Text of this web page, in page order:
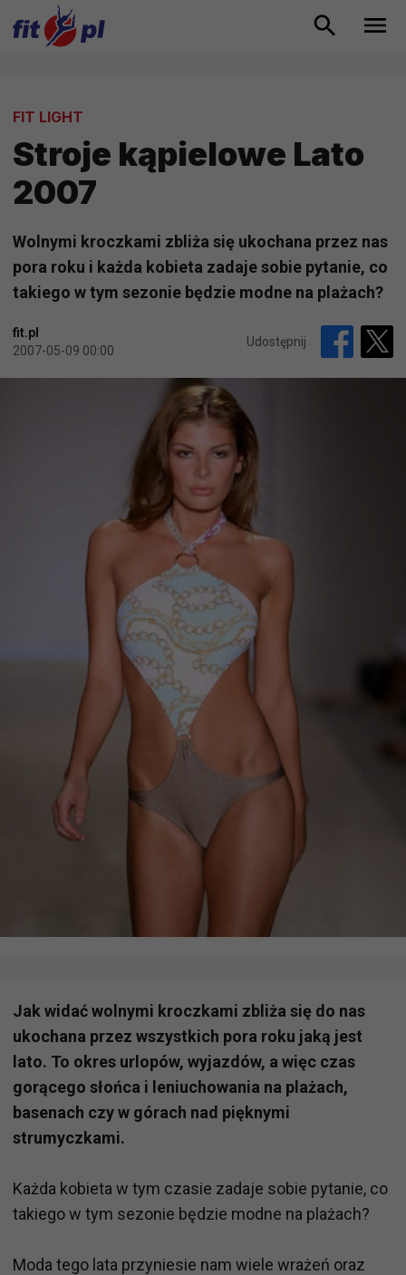
FIT LIGHT
Stroje kąpielowe Lato
2007
Wolnymi kroczkami zbliża się ukochana przez nas
pora roku i każda kobieta zadaje sobie pytanie, co
takiego w tym sezonie będzie modne na plażach?
fit.pl
2007-05-09 00:00
Udostępnij
Jak widać wolnymi kroczkami zbliża się do nas
ukochana przez wszystkich pora roku jaką jest
lato. To okres urlopów, wyjazdów, a więc czas
gorącego słońca i leniuchowania na plażach,
basenach czy w górach nad pięknymi
strumyczkami.
Każda kobieta w tym czasie zadaje sobie pytanie, co
takiego w tym sezonie będzie modne na plażach?
Moda tego lata przyniesie nam wiele wrażeń oraz